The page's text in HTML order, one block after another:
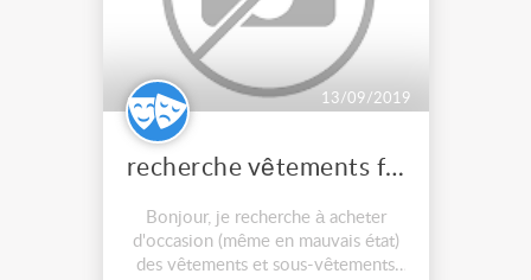
13/09/2019
recherche vêtements femme et accessoires (chapeaux, épingles à chapeau etc) années 1800 - 1920
Bonjour, je recherche à acheter
d'occasion (même en mauvais état)
des vêtements et sous-vêtements